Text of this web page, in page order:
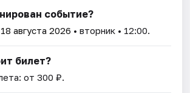
событие?
18 августа 2026 • вторник • 12:00.
билет?
от 300 ₽.